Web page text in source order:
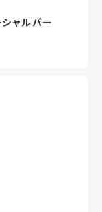
ャルバー